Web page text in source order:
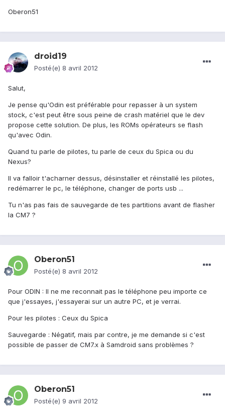
Oberon51
droid19
Posté(e) 8 avril 2012
Salut,
Je pense qu'Odin est préférable pour repasser à un system
stock, c'est peut être sous peine de crash matériel que le dev
propose cette solution. De plus, les ROMs opérateurs se flash
qu'avec Odin.
Quand tu parle de pilotes, tu parle de ceux du Spica ou du
Nexus?
Il va falloir t'acharner dessus, désinstaller et réinstallé les pilotes,
redémarrer le pc, le téléphone, changer de ports usb ...
Tu n'as pas fais de sauvegarde de tes partitions avant de flasher
la CM7 ?
Oberon51
Posté(e) 8 avril 2012
Pour ODIN : Il ne me reconnait pas le téléphone peu importe ce
que j'essayes, j'essayerai sur un autre PC, et je verrai.
Pour les pilotes : Ceux du Spica
Sauvegarde : Négatif, mais par contre, je me demande si c'est
possible de passer de CM7.x à Samdroid sans problèmes ?
Oberon51
Posté(e) 9 avril 2012